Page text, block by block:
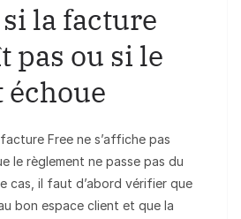
la facture
pas ou si le
Free ne s’affiche pas
le règlement ne passe pas du
cas, il faut d’abord vérifier que
bon espace client et que la